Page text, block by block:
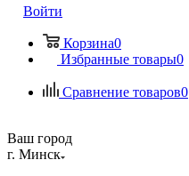
Войти
Корзина0
Избранные товары0
Сравнение товаров0
Ваш город
г. Минск